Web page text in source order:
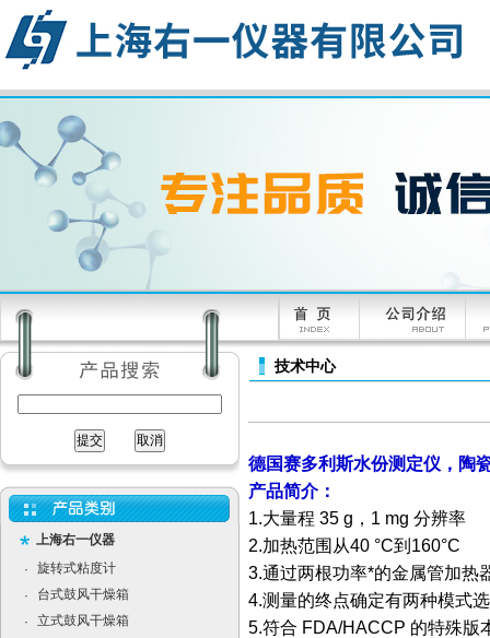
上海右一仪器
·
旋转式粘度计
·
台式鼓风干燥箱
·
立式鼓风干燥箱
技术中心
德国赛多利斯水份测定仪，陶
产品简介：
1.大量程 35 g ， 1 mg 分辨率
2.加热范围从40 °C到 160°C
3.通过两根功率*的金属管加热
4.测量的终点确定有两种模式
5.符合 FDA/HACCP 的特殊版